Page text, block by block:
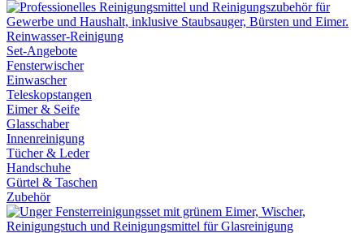
Reinwasser-Reinigung
Set-Angebote
Fensterwischer
Einwascher
Teleskopstangen
Eimer & Seife
Glasschaber
Innenreinigung
Tücher & Leder
Handschuhe
Gürtel & Taschen
Zubehör